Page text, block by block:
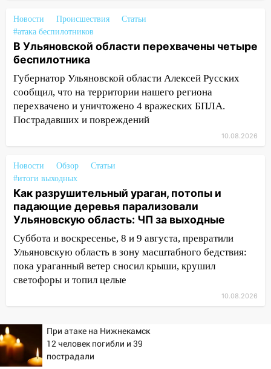
09.08.2026
21:58 В Ульяновске около «нового»
моста утопили автомобиль «Вольво»
20:20 Итоги 9 августа в Ульяновской
области: разгул стихии, поиски
человека на Волге и транспортный
коллапс
Из-за ураганного ветра упали
18:00
Пепелище на Балтийской: в
Заволжье ульяновские спасатели
ликвидировали крупный пожар
17:15 Прогноз погоды на 10 августа в
Ульяновской области
16:00 В Ульяновске во время шторма на
Волге пропал известный блогер: нужна
помощь в поисках
15:12
В Ульяновске выгорела кухня в
многоэтажке
Новости Происшествия
Статьи
#атака беспилотников
В Ульяновской области перехвачены четыре
беспилотника
Губернатор Ульяновской области Алексей Русских
сообщил, что на территории нашего региона
перехвачено и уничтожено 4 вражеских БПЛА.
Пострадавших и повреждений
10.08.2026
Новости Обзор
Статьи
#итоги выходных
Как разрушительный ураган, потопы и
падающие деревья парализовали
Ульяновскую область: ЧП за выходные
Суббота и воскресенье, 8 и 9 августа, превратили
Ульяновскую область в зону масштабного бедствия:
пока ураганный ветер сносил крыши, крушил
светофоры и топил целые
10.08.2026
При атаке на Нижнекамск
12 человек погибли и 39
пострадали